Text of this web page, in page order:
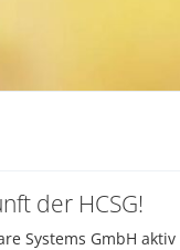
der HCSG!
Systems GmbH